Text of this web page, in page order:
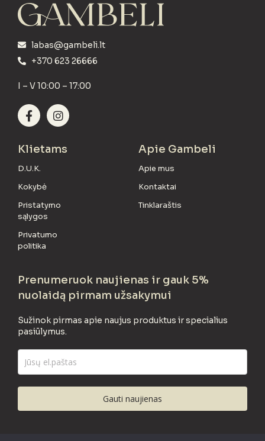
labas@gambeli.lt
+370 623 26666
I – V 10:00 – 17:00
Klietams
D.U.K.
Kokybė
Pristatymo
sąlygos
Privatumo
politika
Apie Gambeli
Apie mus
Kontaktai
Tinklaraštis
Prenumeruok naujienas ir gauk 5%
nuolaidą pirmam užsakymui
Sužinok pirmas apie naujus produktus ir specialius
pasiūlymus.
Gauti naujienas